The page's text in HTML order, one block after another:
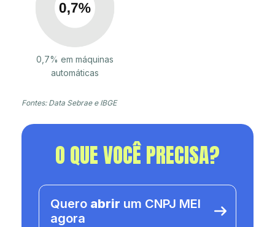
0,7% em máquinas
automáticas
Fontes: Data Sebrae e IBGE
O QUE VOCÊ PRECISA?
Quero abrir um CNPJ MEI
agora